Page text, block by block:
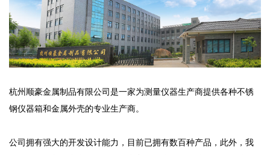
杭州顺豪金属制品有限公司是一家为测量仪器生产商提供各种不锈
钢仪器箱和金属外壳的专业生产商。
公司拥有强大的开发设计能力，目前已拥有数百种产品，此外，我